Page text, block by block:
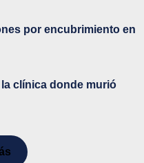
por encubrimiento en
clínica donde murió